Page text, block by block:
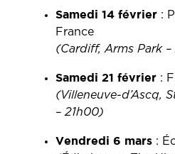
Samedi 14 février :
France
(Cardiff, Arms Park –
Samedi 21 février :
(Villeneuve-d’Ascq,
– 21h00)
Vendredi 6 mars :